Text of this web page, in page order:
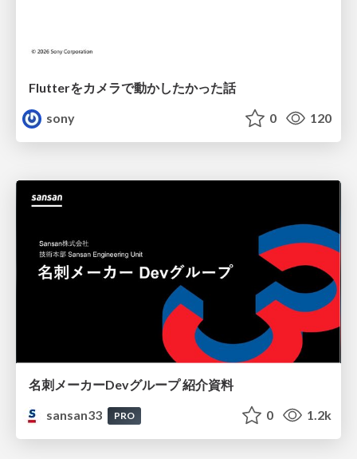
Flutterをカメラで動かしたかった話
sony
0 120
名刺メーカーDevグループ 紹介資料
sansan33
PRO 0 1.2k